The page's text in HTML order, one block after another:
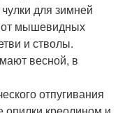
для зимней
мышевидных
и стволы.
весной, в
отпугивания